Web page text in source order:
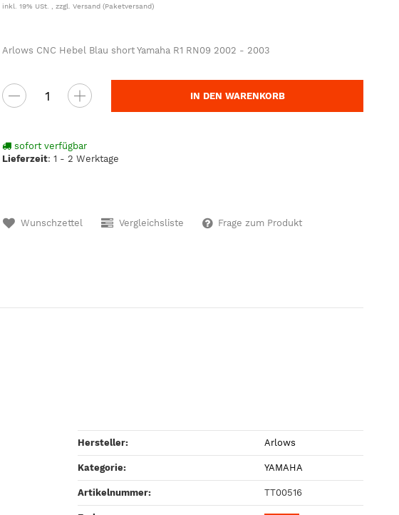
inkl. 19% USt. , zzgl.Versand(Paketversand)
Arlows CNC Hebel Blau short Yamaha R1 RN09 2002 - 2003
IN DEN WARENKORB
sofort verfügbar
Lieferzeit:1 - 2 Werktage
Wunschzettel Vergleichsliste Frage zum Produkt
Hersteller: Arlows
Kategorie: YAMAHA
Artikelnummer: TT00516